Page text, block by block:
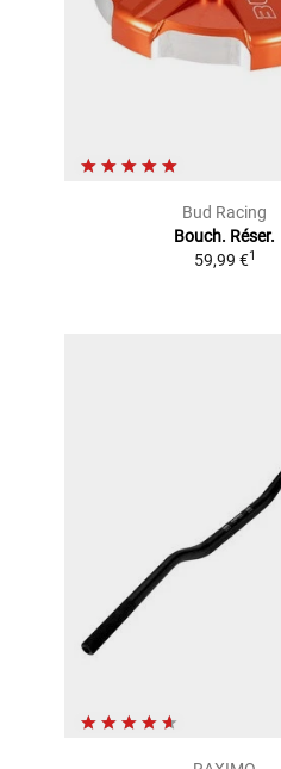
Bud Racing
Bouch. Réser.
59,99 €1